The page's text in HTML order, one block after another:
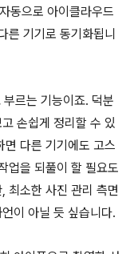
동으로 아이클라우드
른 기기로 동기화됩니
르는 기능이죠. 덕분
손쉽게 정리할 수 있
면 다른 기기에도 고스
업을 되풀이 할 필요도
최소한 사진 관리 측면
이 아닐 듯 싶습니다.